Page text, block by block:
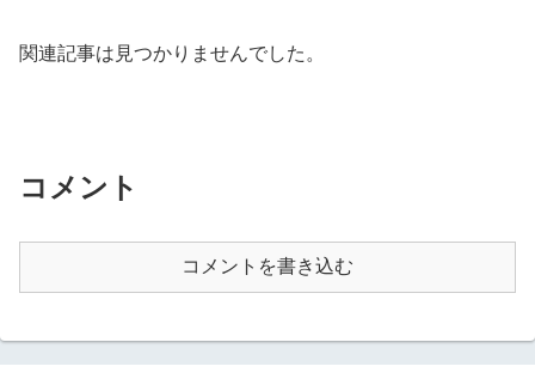
関連記事は見つかりませんでした。
コメント
コメントを書き込む